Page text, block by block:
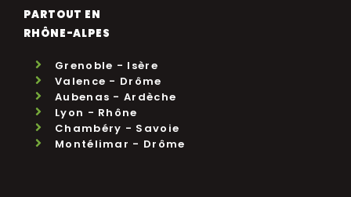
PARTOUT EN
RHÔNE-ALPES
Grenoble - Isère
Valence - Drôme
Aubenas - Ardèche
Lyon - Rhône
Chambéry - Savoie
Montélimar - Drôme